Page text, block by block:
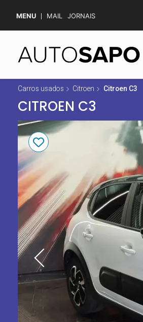
MENU MAIL JORNAIS
Carros usados Citroen Citroen C3
CITROEN C3